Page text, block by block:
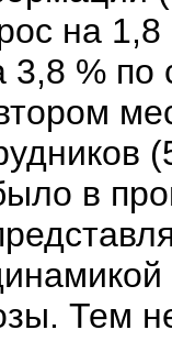
на
3,8 % по
в
Тем